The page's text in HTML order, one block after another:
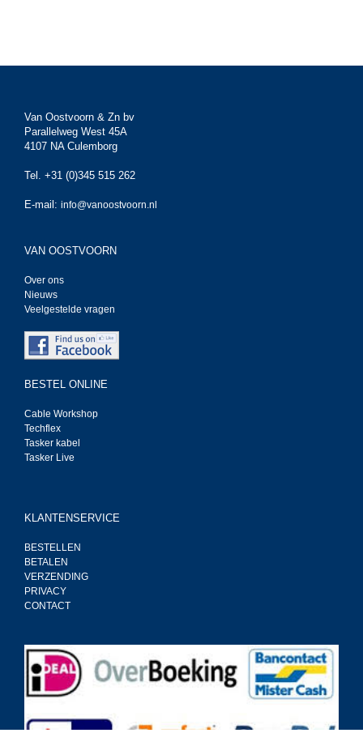
Van Oostvoorn & Zn bv
Parallelweg West 45A
4107 NA Culemborg
Tel. +31 (0)345 515 262
E-mail: info@vanoostvoorn.nl
VAN OOSTVOORN
Over ons
Nieuws
Veelgestelde vragen
BESTEL ONLINE
Cable Workshop
Techflex
Tasker kabel
Tasker Live
KLANTENSERVICE
BESTELLEN
BETALEN
VERZENDING
PRIVACY
CONTACT